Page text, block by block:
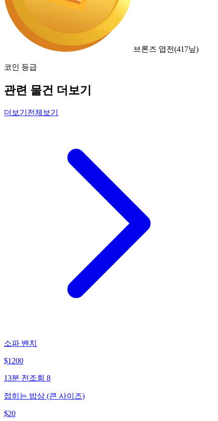
브론즈 엽전(417닢)
코인 등급
관련 물건 더보기
더보기 전체보기
소파 밴치
$1200
13분 전 조회 8
접히는 밥상 (큰 사이즈)
$20